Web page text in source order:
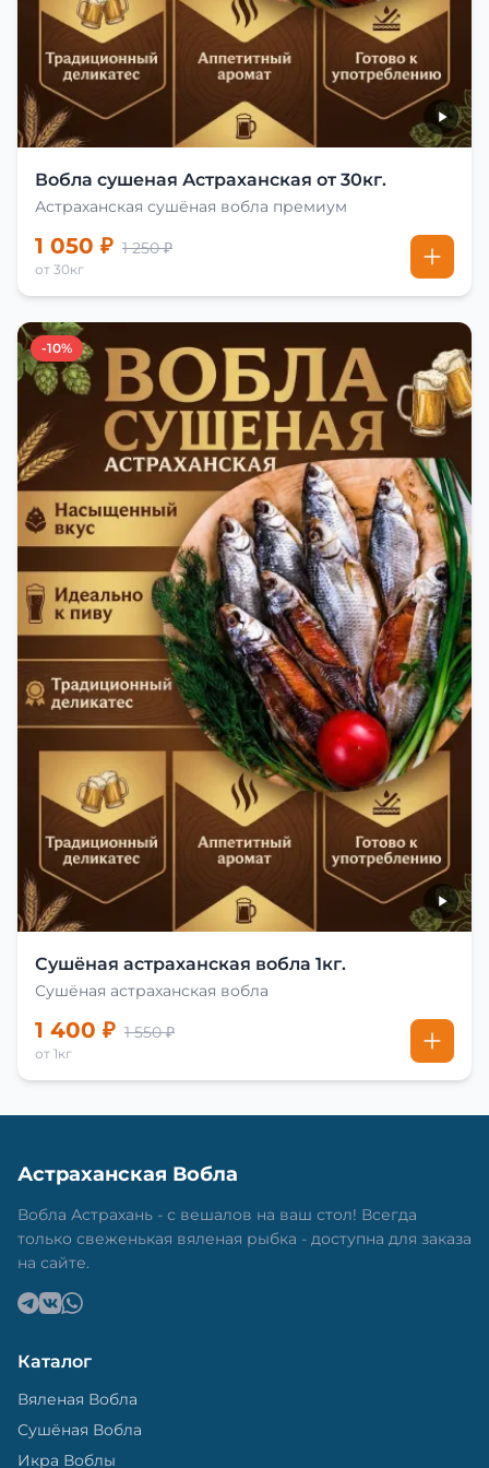
Вобла сушеная Астраханская от 30кг.
Астраханская сушёная вобла премиум
1 050 ₽ 1 250 ₽
от 30кг
-10%
Сушёная астраханская вобла 1кг.
Сушёная астраханская вобла
1 400 ₽ 1 550 ₽
от 1кг
Астраханская Вобла
Вобла Астрахань - с вешалов на ваш стол! Всегда
только свеженькая вяленая рыбка - доступна для заказа
на сайте.
Каталог
Вяленая Вобла
Сушёная Вобла
Икра Воблы